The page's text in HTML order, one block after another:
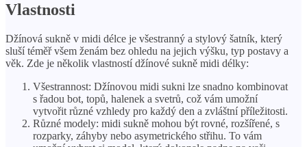
Vlastnosti
Džínová sukně v midi délce je všestranný a stylový šatník, který
sluší téměř všem ženám bez ohledu na jejich výšku, typ postavy a
věk. Zde je několik vlastností džínové sukně midi délky:
Všestrannost: Džínovou midi sukni lze snadno kombinovat
s řadou bot, topů, halenek a svetrů, což vám umožní
vytvořit různé vzhledy pro každý den a zvláštní příležitosti.
Různé modely: midi sukně mohou být rovné, rozšířené, s
rozparky, záhyby nebo asymetrického střihu. To vám